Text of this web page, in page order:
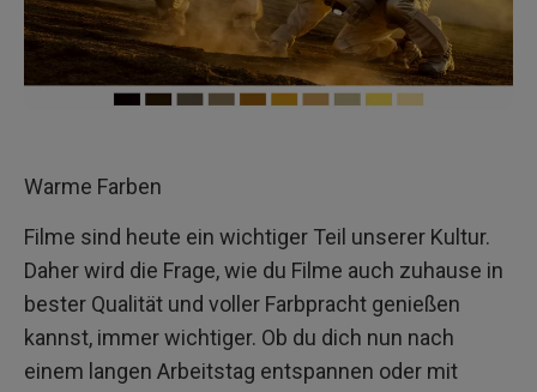
Warme Farben
Filme sind heute ein wichtiger Teil unserer Kultur.
Daher wird die Frage, wie du Filme auch zuhause in
bester Qualität und voller Farbpracht genießen
kannst, immer wichtiger. Ob du dich nun nach
einem langen Arbeitstag entspannen oder mit